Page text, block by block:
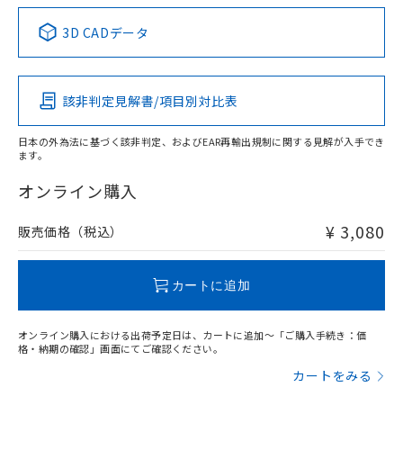
Pb Hg Cd Cr(VI)
O
在庫等で未対応品が混在する可能性があります。
問い合わせください。
この製品の規格認証/適合状況ページへ
その他の認証はこちらのページからご検索ください
3D CADデータ
該非判定見解書/項目別対比表
日本の外為法に基づく該非判定、およびEAR再輸出規制に関する見解が入手でき
ます。
オンライン購入
販売価格（税込） ¥ 3,080
カートに追加
オンライン購入における出荷予定日は、カートに追加～「ご購入手続き：価
格・納期の確認」画面にてご確認ください。
カートをみる